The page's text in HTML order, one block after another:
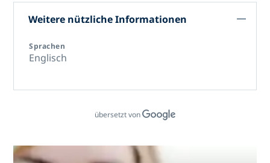
Weitere nützliche Informationen
Sprachen
Englisch
übersetzt von